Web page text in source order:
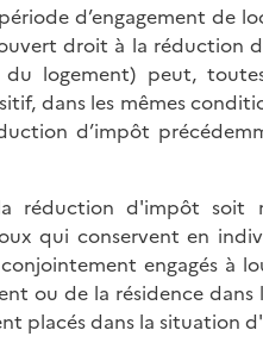
d’engagement de
droit à la réduction
logement) peut,
dans les mêmes
d’impôt
réduction d'impôt soit
qui conservent en
engagés à
ou de la résidence
placés dans la situation